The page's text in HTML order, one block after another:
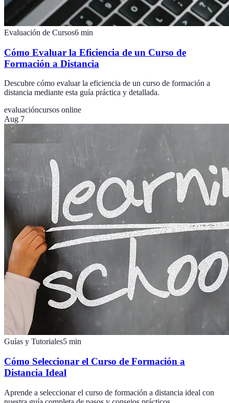
Evaluación de Cursos6 min
Cómo Evaluar la Eficiencia de un Curso de
Formación a Distancia
Descubre cómo evaluar la eficiencia de un curso de formación a
distancia mediante esta guía práctica y detallada.
evaluacióncursos online
Aug 7
Guías y Tutoriales5 min
Cómo Seleccionar el Curso de Formación a
Distancia Ideal
Aprende a seleccionar el curso de formación a distancia ideal con